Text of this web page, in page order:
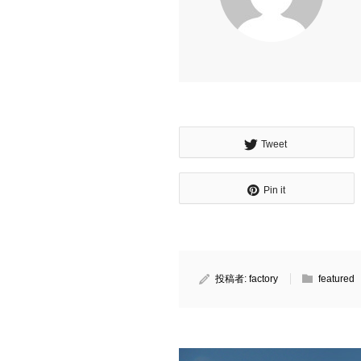
Tweet
Pin it
投稿者: factory featured